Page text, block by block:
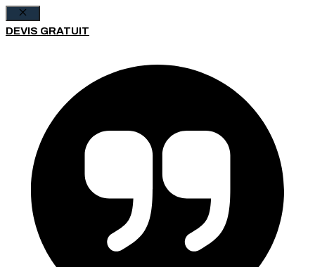
Fermer
DEVIS GRATUIT